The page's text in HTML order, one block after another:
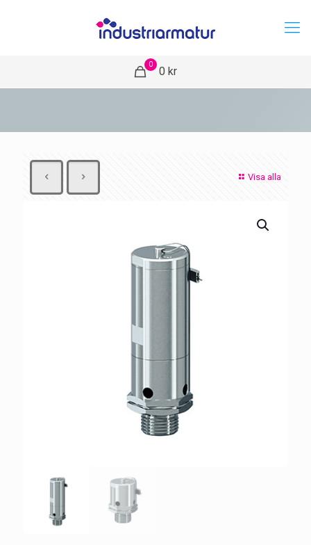
0
0 kr
Visa alla